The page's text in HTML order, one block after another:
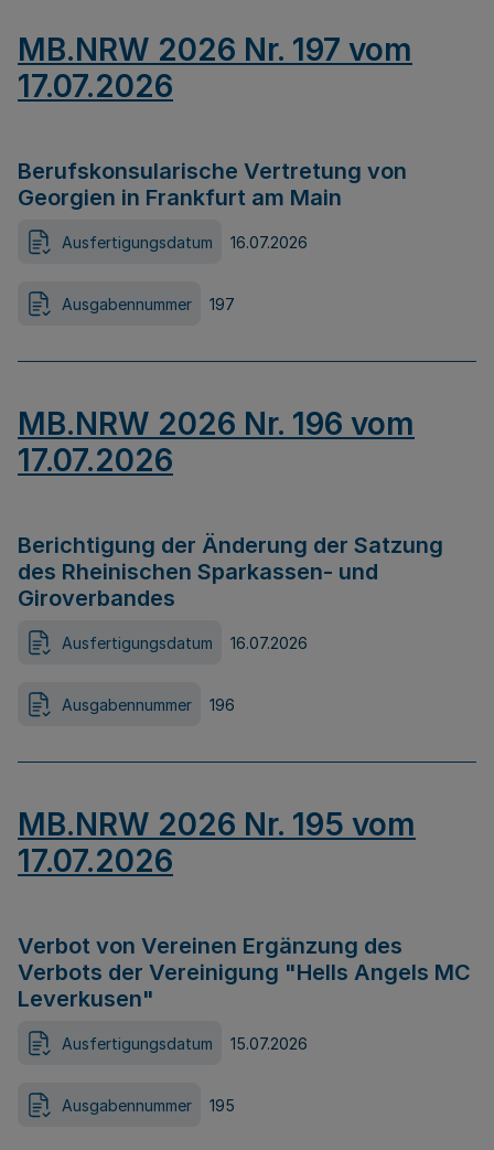
MB.NRW 2026 Nr. 197 vom
17.07.2026
Berufskonsularische Vertretung von
Georgien in Frankfurt am Main
Ausfertigungsdatum 16.07.2026
Ausgabennummer 197
MB.NRW 2026 Nr. 196 vom
17.07.2026
Berichtigung der Änderung der Satzung
des Rheinischen Sparkassen- und
Giroverbandes
Ausfertigungsdatum 16.07.2026
Ausgabennummer 196
MB.NRW 2026 Nr. 195 vom
17.07.2026
Verbot von Vereinen Ergänzung des
Verbots der Vereinigung "Hells Angels MC
Leverkusen"
Ausfertigungsdatum 15.07.2026
Ausgabennummer 195